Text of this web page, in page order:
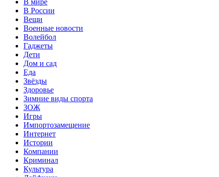
В мире
В России
Вещи
Военные новости
Волейбол
Гаджеты
Дети
Дом и сад
Еда
Звёзды
Здоровье
Зимние виды спорта
ЗОЖ
Игры
Импортозамещение
Интернет
Истории
Компании
Криминал
Культура